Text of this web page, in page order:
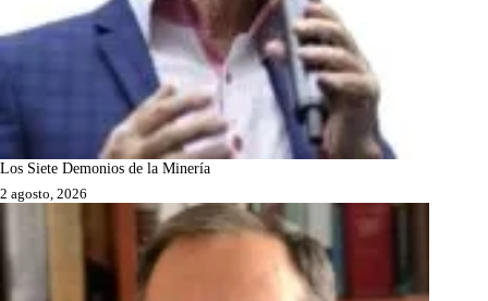
Los Siete Demonios de la Minería
2 agosto, 2026